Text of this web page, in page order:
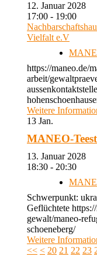
12. Januar 2028
17:00 - 19:00
Vielfalt e.V
https://maneo.de/
arbeit/
Weitere
13 Jan.
MANEO-
13. Januar 2028
18:30 - 20:30
Schwerpunkt:
Geflüchtete
gewalt/maneo-
schoeneberg/
Weitere
<< < 20 21 22 23